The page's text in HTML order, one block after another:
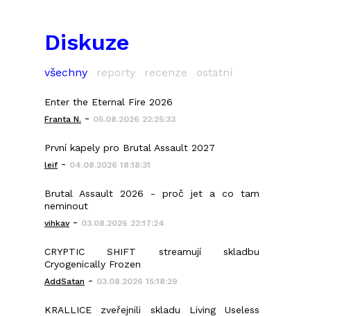
Diskuze
všechny reporty recenze ostatní
Enter the Eternal Fire 2026
Franta N. - 05.08.2026 22:25:33
První kapely pro Brutal Assault 2027
leif - 04.08.2026 18:18:31
Brutal Assault 2026 - proč jet a co tam
neminout
vihkav- 03.08.2026 22:17:24
CRYPTIC SHIFT streamují skladbu
Cryogenically Frozen
AddSatan - 03.08.2026 15:18:29
KRALLICE zveřejnili skladu Living Useless